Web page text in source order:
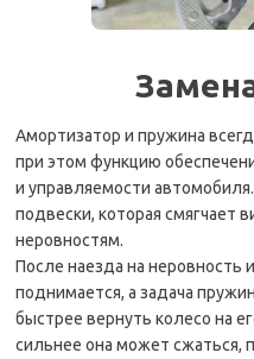
Амортизатор и пружина
при этом функцию
и управляемости
подвески, которая смягчает
неровностям.
После наезда на неровность
поднимается, а задача
быстрее вернуть колесо на
сильнее она может сжаться,